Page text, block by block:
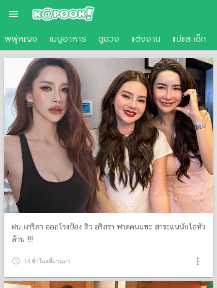

พผู้หญิง เมนูอาหาร ดูดวง แต่งงาน แม่และเด็ก
ฝน มาริสา ออกโรงป้อง ดิว อริสรา ฟาดคนแซะ สาระแนนักไอหัว
ล้าน !!!
query_builder 14 ชั่วโมงที่ผ่านมา more_vert